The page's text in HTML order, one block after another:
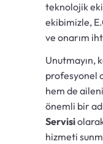
teknolojik
ekibimizle,
ve onarım
Unutmayın,
profesyonel
hem de
önemli bir
Servisi
hizmeti